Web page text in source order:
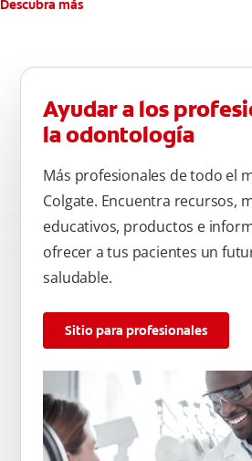
Descubra más
Ayudar a los
la odontología
Más profesionales de todo el
Colgate. Encuentra recursos,
educativos, productos e
ofrecer a tus pacientes un
saludable.
Sitio para profesionales